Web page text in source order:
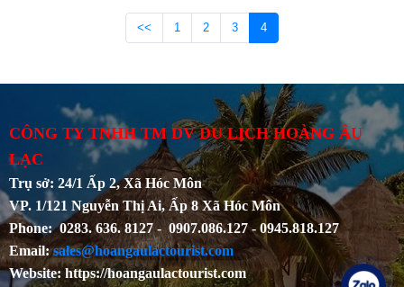
<< 1 2 3 4
CÔNG TY TNHH TM DV DU LỊCH HOÀNG ÂU
LẠC
Trụ sở: 24/1 Ấp 2, Xã Hóc Môn
VP. 1/121 Nguyễn Thị Ai, Ấp 8 Xã Hóc Môn
Phone: 0283. 636. 8127 - 0907.086.127 - 0945.818.127
Email:sales@hoangaulactourist.com
Website: https://hoangaulactourist.com